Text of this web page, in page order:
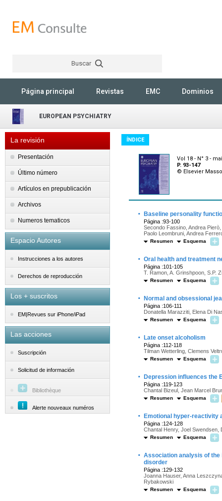
Buscar
Página principal Revistas EMC Dominios
EUROPEAN PSYCHIATRY
La revisión
Presentación
Último número
Artículos en prepublicación
Archivos
Numeros tematicos
Espacio Autores
Instrucciones a los autores
Derechos de reproducción
Los + suscritos
EM|Revues sur iPhone/iPad
Las acciones
Suscripción
Solicitud de información
Bibliothèque
Alerte nouveaux numéros
ÍNDICE
Vol 18 - N° 3 -
P. 93-147
© Elsevier
· Baseline personality
Página :93-100
Secondo Fassino, Andrea
Paolo Leombruni, Andrea
Resumen Esquema
· Oral health and treatment
Página :101-105
T. Ramon, A. Grinshpoon, S.P.
Resumen Esquema
· Normal and obsessional
Página :106-111
Donatella Marazziti, Elena Di
Resumen Esquema
· Late onset alcoholism
Página :112-118
Tilman Wetterling, Clemens
Resumen Esquema
· Depression influences the
Página :119-123
Chantal Bizeul, Jean Marcel
Resumen Esquema
· Emotional hyper-reactivity
Página :124-128
Chantal Henry, Joel Swendsen,
Resumen Esquema
· Association analysis of
disorder
Página :129-132
Joanna Hauser, Anna
Rybakowski
Resumen Esquema